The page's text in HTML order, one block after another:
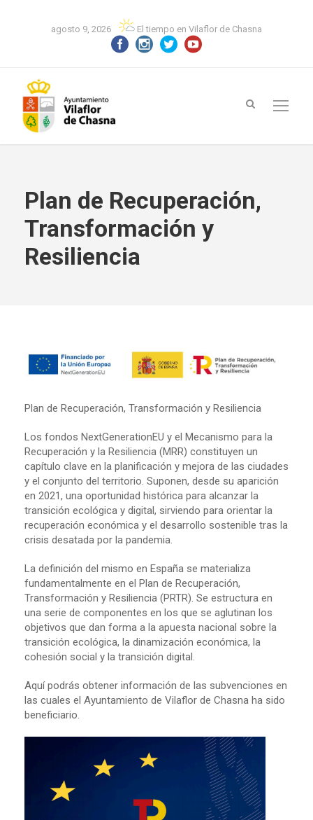
agosto 9, 2026 El tiempo en Vilaflor de Chasna
Plan de Recuperación,
Transformación y
Resiliencia
Plan de Recuperación, Transformación y Resiliencia
Los fondos NextGenerationEU y el Mecanismo para la
Recuperación y la Resiliencia (MRR) constituyen un
capítulo clave en la planificación y mejora de las ciudades
y el conjunto del territorio. Suponen, desde su aparición
en 2021, una oportunidad histórica para alcanzar la
transición ecológica y digital, sirviendo para orientar la
recuperación económica y el desarrollo sostenible tras la
crisis desatada por la pandemia.
La definición del mismo en España se materializa
fundamentalmente en el Plan de Recuperación,
Transformación y Resiliencia (PRTR). Se estructura en
una serie de componentes en los que se aglutinan los
objetivos que dan forma a la apuesta nacional sobre la
transición ecológica, la dinamización económica, la
cohesión social y la transición digital.
Aquí podrás obtener información de las subvenciones en
las cuales el Ayuntamiento de Vilaflor de Chasna ha sido
beneficiario.